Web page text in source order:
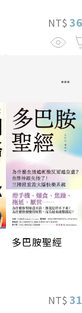
NT$
多巴胺聖經
NT$